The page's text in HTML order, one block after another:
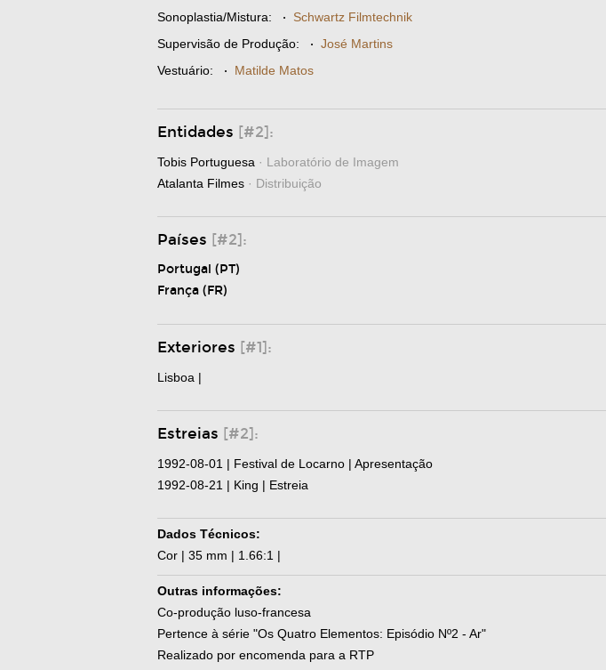
Sonoplastia/Mistura: · Schwartz Filmtechnik
Supervisão de Produção: · José Martins
Vestuário: · Matilde Matos
Entidades [#2]:
Tobis Portuguesa · Laboratório de Imagem
Atalanta Filmes · Distribuição
Países [#2]:
Portugal (PT)
França (FR)
Exteriores [#1]:
Lisboa |
Estreias [#2]:
1992-08-01 | Festival de Locarno | Apresentação
1992-08-21 | King | Estreia
Dados Técnicos:
Cor | 35 mm | 1.66:1 |
Outras informações:
Co-produção luso-francesa
Pertence à série "Os Quatro Elementos: Episódio Nº2 - Ar"
Realizado por encomenda para a RTP